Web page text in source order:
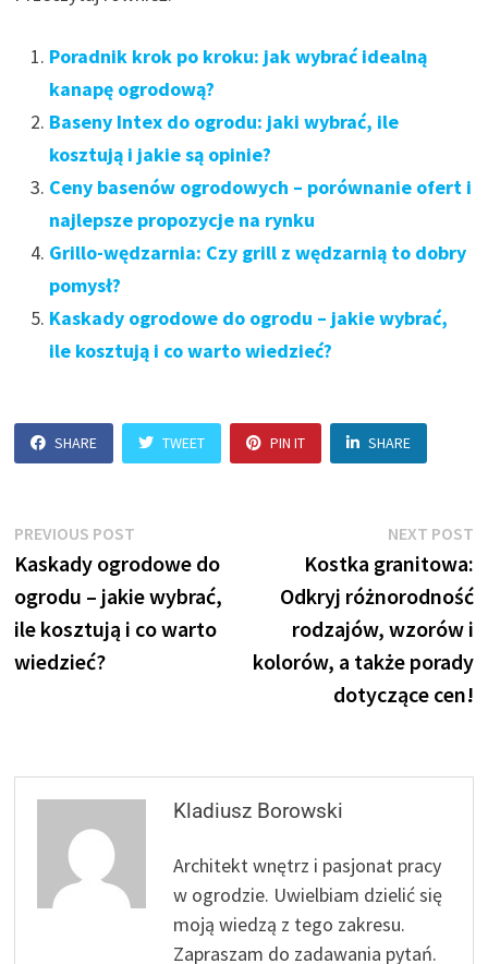
Poradnik krok po kroku: jak wybrać idealną
kanapę ogrodową?
Baseny Intex do ogrodu: jaki wybrać, ile
kosztują i jakie są opinie?
Ceny basenów ogrodowych – porównanie ofert i
najlepsze propozycje na rynku
Grillo-wędzarnia: Czy grill z wędzarnią to dobry
pomysł?
Kaskady ogrodowe do ogrodu – jakie wybrać,
ile kosztują i co warto wiedzieć?
SHARE TWEET PIN IT SHARE
Nawigacja
wpisu
PREVIOUS POST
post:
Kaskady ogrodowe do
ogrodu – jakie wybrać,
ile kosztują i co warto
wiedzieć?
NEXT POST
Kostka granitowa:
Odkryj różnorodność
rodzajów, wzorów i
kolorów, a także porady
dotyczące cen!
Kladiusz Borowski
Architekt wnętrz i pasjonat pracy
w ogrodzie. Uwielbiam dzielić się
moją wiedzą z tego zakresu.
Zapraszam do zadawania pytań.